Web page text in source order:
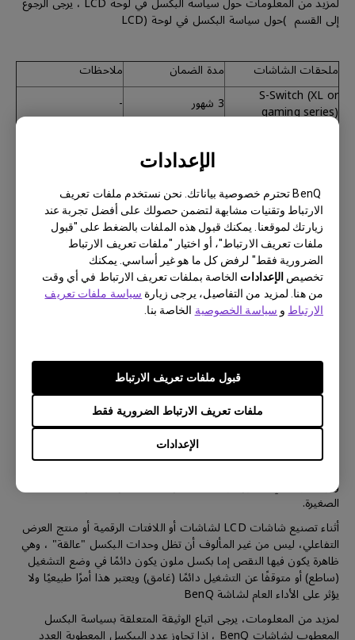
الإعدادات
BenQ تحترم خصوصية بياناتك. نحن نستخدم ملفات تعريف
الارتباط وتقنيات مشابهة لتضمن حصولك على أفضل تجربة عند
زيارتك لموقعنا. يمكنك قبول هذه الملفات بالضغط على "قبول
ملفات تعريف الارتباط"، أو اختيار "ملفات تعريف الارتباط
الضرورية فقط" لرفض كل ما هو غير أساسي. يمكنك
تخصيص الإعدادات الخاصة بملفات تعريف الارتباط في أي وقت
من هنا. لمزيد من التفاصيل، يرجى زيارة سياسة ملفات تعريف
الارتباط و سياسة الخصوصية الخاصة بنا.
الإعدادات
ملفات تعريف الارتباط الضرورية فقط
قبول ملفات تعريف الارتباط
إلى القسم )حول سياسة البكسل في لوحة (LCD
ملحقات الشاشات مدة الضمان
ملاحظات
S-Switch (XL or
gaming series) 3 شهور
-
الملحقات الأخرى والقطع الإستهلاكية
القطع الإستهلاكية بما في ذلك كابلات الإشارة، كابل الطاقة، كابل،
كاUSB أو أي عنصر لم يرد ذكره على وجه التحديد في هذا المستند لا
حول سياسة البكسل في لوحة LCD
إن التفاصيل الحادة والألوان الزاهية في لوحة LCD من BenQ تتكون من
وزرقاء، وبالتالي، تتكون لوحة LCD من BenQ من ملايين البكسلات
الصغيرة.
أثناء تصنيع شاشات LCD لشاشات أو اللافتات الرقمية أو منتج العرض
التفاعلي، ليس من غير المألوف أن تظل وحدات البكسل "عالقة" ، وهي
ظاهرة يكون فيها النقص إما بكسل ملون يكون دائمًا في وضع التشغيل
(ساطع) أو متوقفًا عن التشغيل دائمًا (غامق) ويعتبر هذا أمرًا طبيعيًا ولا
يؤثر على الأداء العام لشاشة BenQ
لمزيد من المعلومات، يرجى اتباع الوثيقة المتعلقة بسياسة البكسل